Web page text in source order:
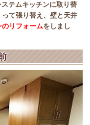
テムキッチンに取り替
て張り替え、壁と天井
リフォームをしまし